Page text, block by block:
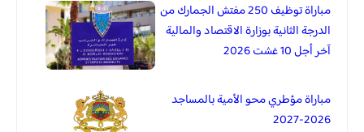
مباراة توظيف 250 مفتش الجمارك من
الدرجة الثانية بوزارة الاقتصاد والمالية
آخر أجل 10 غشت 2026
مباراة مؤطري محو الأمية بالمساجد
2026-2027